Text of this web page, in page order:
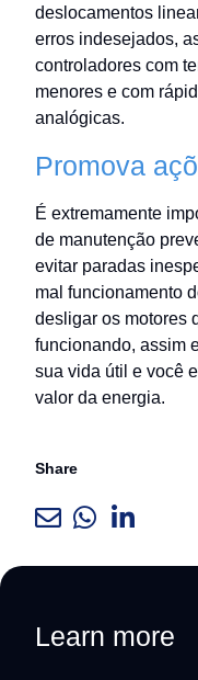
deslocamentos
erros indesejados,
controladores com
menores e com
analógicas.
Promova
É extremamente
de manutenção
evitar paradas
mal funcionamento
desligar os motores
funcionando, assim
sua vida útil e você
valor da energia.
Share
Learn more